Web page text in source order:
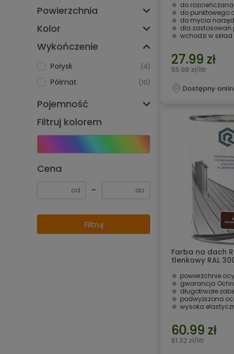
Powierzchnia
Kolor
Wykończenie
Połysk (4)
Półmat (10)
Pojemność
Filtruj kolorem
Cena
−
Filtruj
do rozcieńczana farby
do punktowego
do mycia
dla zastosowań
wchodzi w skład
27.99 zł
55.98 zł/litr
Dostępny
Farba na dach
tlenkowy RAL
powierzchnie
gwarancja
długotrwałe
podwyższona ochrona przed
wysoka
60.99 zł
81.32 zł/litr